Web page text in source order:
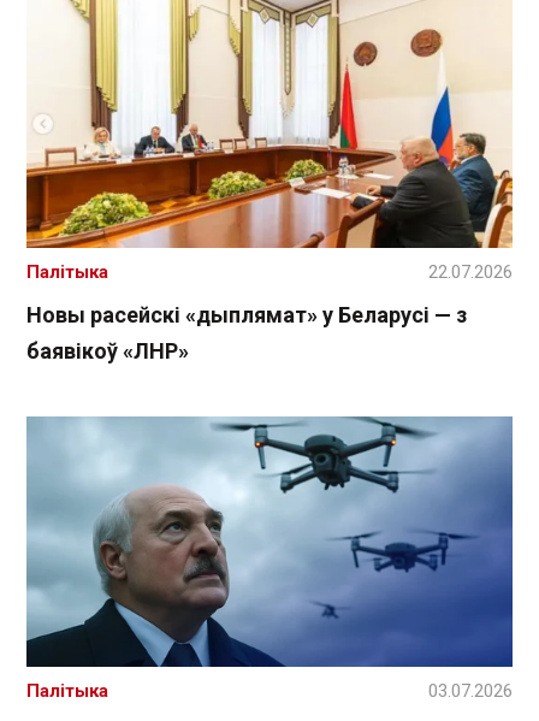
Новы расейскі «дыплямат» у Беларусі — з
баявікоў «ЛНР»
Палітыка 22.07.2026
Палітыка 03.07.2026